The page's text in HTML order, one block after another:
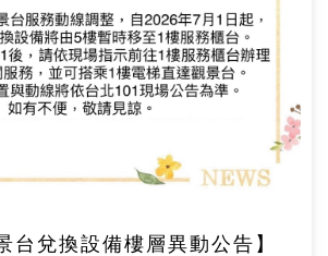
台兌換設備樓層異動公告】